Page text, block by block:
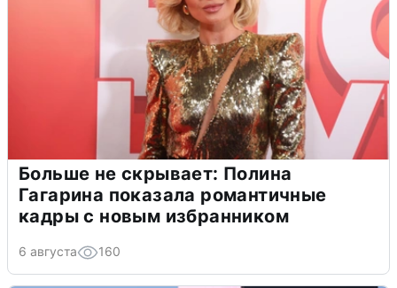
Больше не скрывает: Полина
Гагарина показала романтичные
кадры с новым избранником
6 августа 160